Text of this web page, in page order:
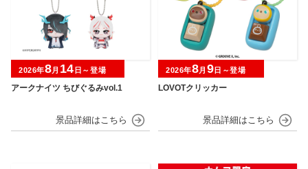
アークナイツ ちびぐるみvol.1
2026年8月 14 日～登場
LOVOTクリッカー
2026年8月 9 日～登場